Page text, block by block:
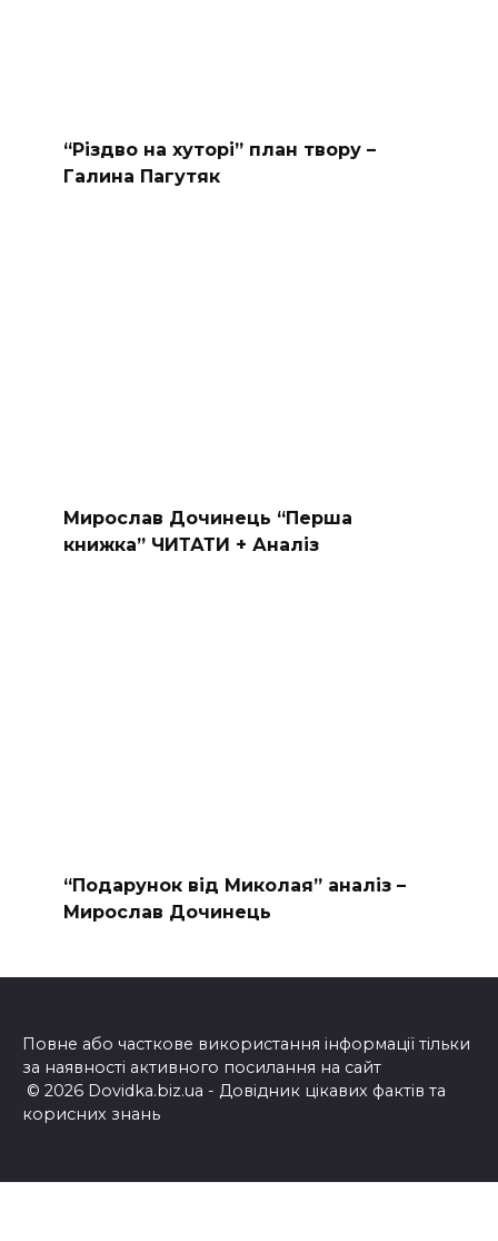
“Різдво на хуторі” план твору –
Галина Пагутяк
Мирослав Дочинець “Перша
книжка” ЧИТАТИ + Аналіз
“Подарунок від Миколая” аналіз –
Мирослав Дочинець
Повне або часткове використання інформації тільки
за наявності активного посилання на сайт
© 2026 Dovidka.biz.ua - Довідник цікавих фактів та
корисних знань